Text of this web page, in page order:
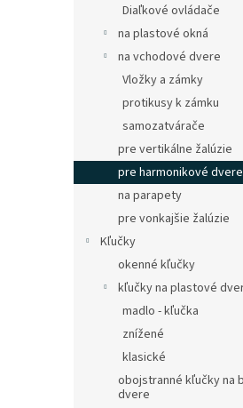
Diaľkové ovládače
na plastové okná
na vchodové dvere
Vložky a zámky
protikusy k zámku
samozatvárače
pre vertikálne žalúzie
pre harmonikové dvere
na parapety
pre vonkajšie žalúzie
Kľučky
okenné kľučky
kľučky na plastové
madlo - kľučka
znížené
klasické
obojstranné kľučky na
dvere